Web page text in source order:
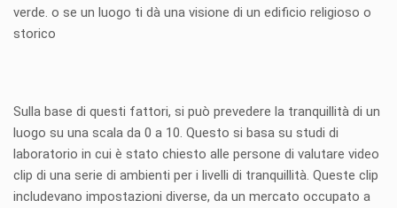
verde. o se un luogo ti dà una visione di un edificio religioso o
storico
Sulla base di questi fattori, si può prevedere la tranquillità di un
luogo su una scala da 0 a 10. Questo si basa su studi di
laboratorio in cui è stato chiesto alle persone di valutare video
clip di una serie di ambienti per i livelli di tranquillità. Queste clip
includevano impostazioni diverse, da un mercato occupato a